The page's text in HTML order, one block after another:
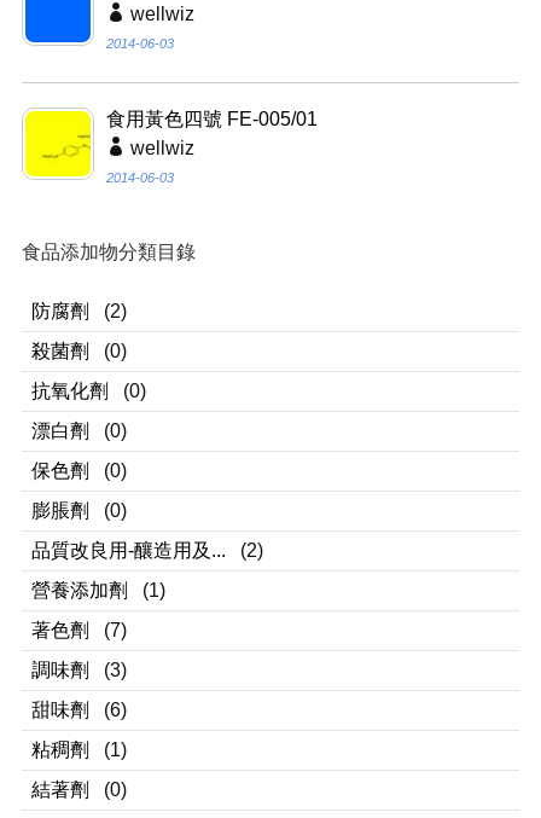
wellwiz
2014-06-03
食用黃色四號 FE-005/01
wellwiz
2014-06-03
食品添加物分類目錄
防腐劑
(2)
殺菌劑
(0)
抗氧化劑
(0)
漂白劑
(0)
保色劑
(0)
膨脹劑
(0)
品質改良用-釀造用及...
(2)
營養添加劑
(1)
著色劑
(7)
調味劑
(3)
甜味劑
(6)
粘稠劑
(1)
結著劑
(0)